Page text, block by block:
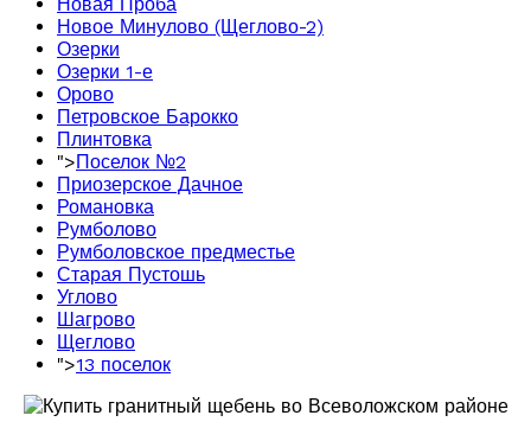
Новое Минулово (Щеглово-2)
Озерки
Озерки 1-е
Орово
Петровское Барокко
Плинтовка
">Поселок №2
Приозерское Дачное
Романовка
Румболово
Румболовское предместье
Старая Пустошь
Углово
Шагрово
Щеглово
">13 поселок